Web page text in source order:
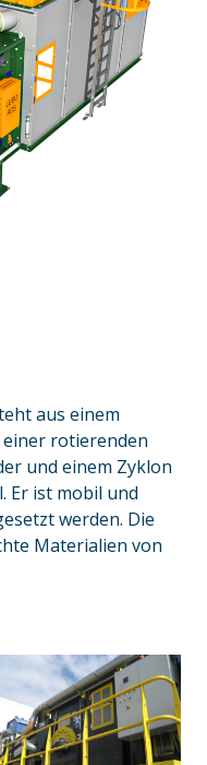
aus einem
rotierenden
und einem Zyklon
Er ist mobil und
werden. Die
Materialien von